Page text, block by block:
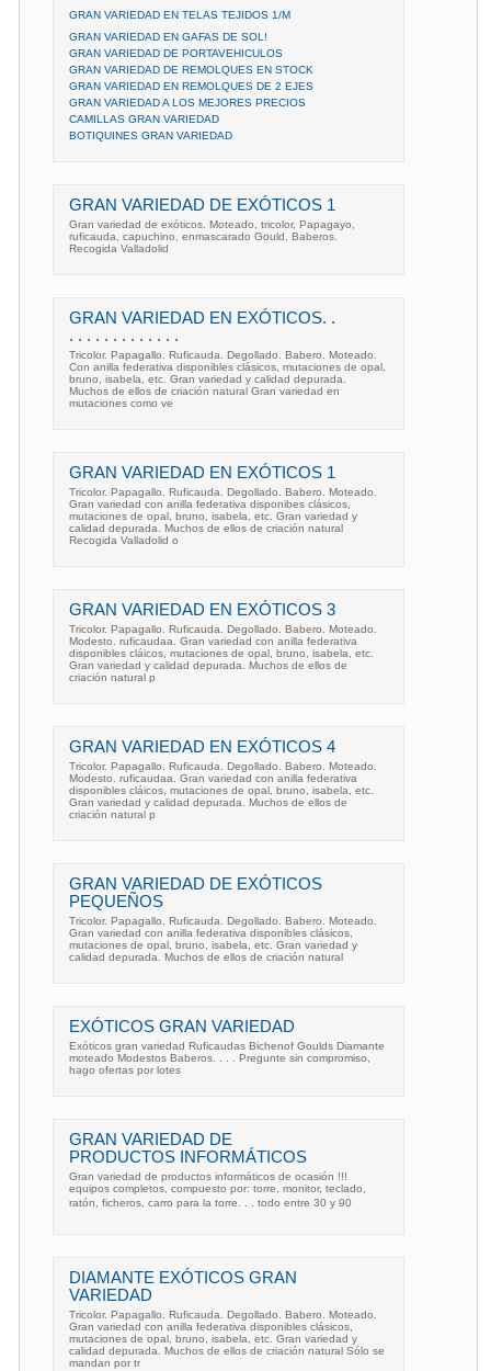
GRAN VARIEDAD EN TELAS TEJIDOS 1/M
GRAN VARIEDAD EN GAFAS DE SOL!
GRAN VARIEDAD DE PORTAVEHICULOS
GRAN VARIEDAD DE REMOLQUES EN STOCK
GRAN VARIEDAD EN REMOLQUES DE 2 EJES
GRAN VARIEDAD A LOS MEJORES PRECIOS
CAMILLAS GRAN VARIEDAD
BOTIQUINES GRAN VARIEDAD
GRAN VARIEDAD DE EXÓTICOS 1
Gran variedad de exóticos. Moteado, tricolor, Papagayo,
ruficauda, capuchino, enmascarado Gould, Baberos.
Recogida Valladolid
GRAN VARIEDAD EN EXÓTICOS. .
. . . . . . . . . . . . .
Tricolor. Papagallo. Ruficauda. Degollado. Babero. Moteado.
Con anilla federativa disponibles clásicos, mutaciones de opal,
bruno, isabela, etc. Gran variedad y calidad depurada.
Muchos de ellos de criación natural Gran variedad en
mutaciones como ve
GRAN VARIEDAD EN EXÓTICOS 1
Tricolor. Papagallo. Ruficauda. Degollado. Babero. Moteado.
Gran variedad con anilla federativa disponibes clásicos,
mutaciones de opal, bruno, isabela, etc. Gran variedad y
calidad depurada. Muchos de ellos de criación natural
Recogida Valladolid o
GRAN VARIEDAD EN EXÓTICOS 3
Tricolor. Papagallo. Ruficauda. Degollado. Babero. Moteado.
Modesto. ruficaudaa. Gran variedad con anilla federativa
disponibles cláicos, mutaciones de opal, bruno, isabela, etc.
Gran variedad y calidad depurada. Muchos de ellos de
criación natural p
GRAN VARIEDAD EN EXÓTICOS 4
Tricolor. Papagallo. Ruficauda. Degollado. Babero. Moteado.
Modesto. ruficaudaa. Gran variedad con anilla federativa
disponibles cláicos, mutaciones de opal, bruno, isabela, etc.
Gran variedad y calidad depurada. Muchos de ellos de
criación natural p
GRAN VARIEDAD DE EXÓTICOS
PEQUEÑOS
Tricolor. Papagallo. Ruficauda. Degollado. Babero. Moteado.
Gran variedad con anilla federativa disponibles clásicos,
mutaciones de opal, bruno, isabela, etc. Gran variedad y
calidad depurada. Muchos de ellos de criación natural
EXÓTICOS GRAN VARIEDAD
Exóticos gran variedad Ruficaudas Bichenof Goulds Diamante
moteado Modestos Baberos. . . . Pregunte sin compromiso,
hago ofertas por lotes
GRAN VARIEDAD DE
PRODUCTOS INFORMÁTICOS
Gran variedad de productos informáticos de ocasión !!!
equipos completos, compuesto por: torre, monitor, teclado,
ratón, ficheros, carro para la torre. . . todo entre 30 y 90
DIAMANTE EXÓTICOS GRAN
VARIEDAD
Tricolor. Papagallo. Ruficauda. Degollado. Babero. Moteado.
Gran variedad con anilla federativa disponibles clásicos,
mutaciones de opal, bruno, isabela, etc. Gran variedad y
calidad depurada. Muchos de ellos de criación natural Sólo se
mandan por tr